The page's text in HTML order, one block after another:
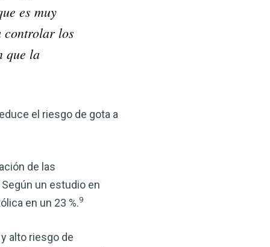
es muy
controlar los
que la
el riesgo de gota a
de las
un estudio en
en un 23 %.9
alto riesgo de